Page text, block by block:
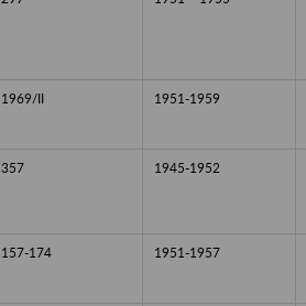
1969/II 1951-1959
357 1945-1952
157-174 1951-1957